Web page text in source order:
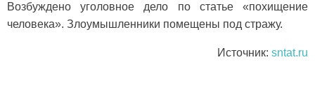
Возбуждено уголовное дело по статье «похищение
человека». Злоумышленники помещены под стражу.
Источник: sntat.ru